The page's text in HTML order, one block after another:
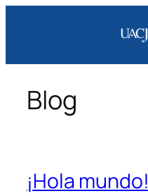
Blog
¡Hola mundo!